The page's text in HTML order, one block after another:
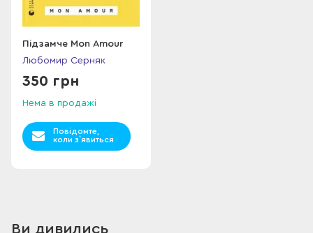
Підзамче Mon Amour
Любомир Серняк
350 грн
Нема в продажі
Повідомте,
коли з`явиться
Ви дивились